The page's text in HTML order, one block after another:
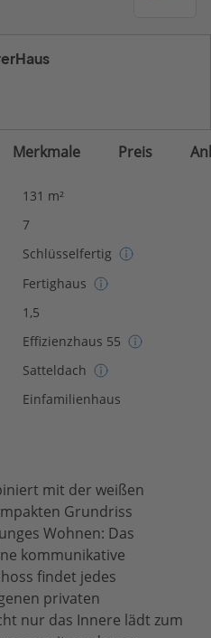
Merkmale Preis
131 m²
7
Schlüsselfertig
Fertighaus
1,5
Effizienzhaus 55
Satteldach
Einfamilienhaus
mit der weißen
Grundriss
Wohnen: Das
kommunikative
findet jedes
privaten
nur das Innere lädt zum